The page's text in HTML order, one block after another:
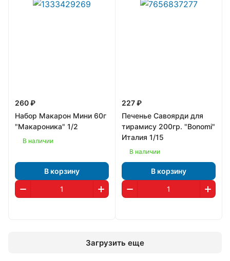
260 ₽
Набор Макарон Мини 60г
"Макароника" 1/2
В наличии
В корзину
227 ₽
Печенье Савоярди для
тирамису 200гр. "Bonomi"
Италия 1/15
В наличии
В корзину
Загрузить еще